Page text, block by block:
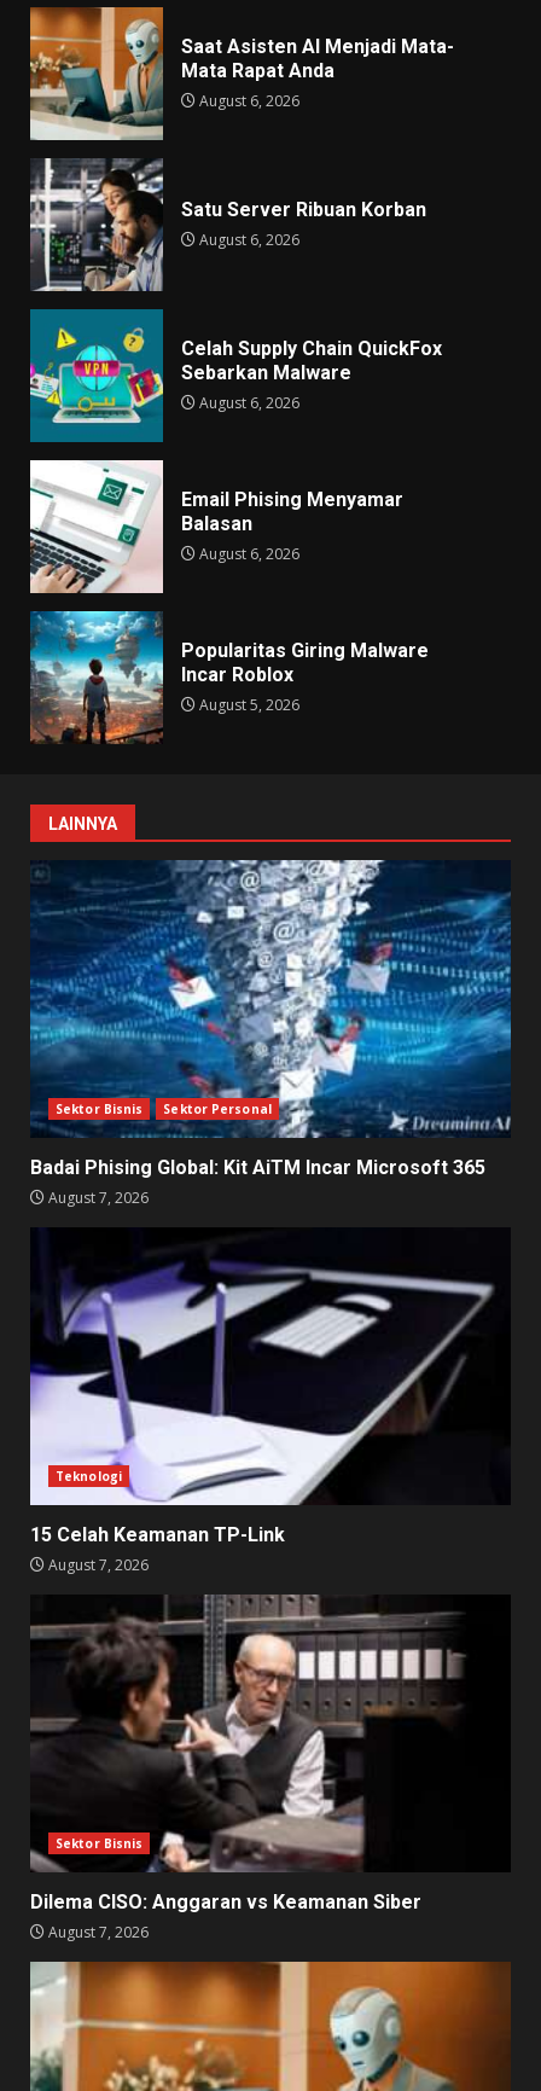
Saat Asisten AI Menjadi Mata-
Mata Rapat Anda
August 6, 2026
Satu Server Ribuan Korban
August 6, 2026
Celah Supply Chain QuickFox
Sebarkan Malware
August 6, 2026
Email Phising Menyamar
Balasan
August 6, 2026
Popularitas Giring Malware
Incar Roblox
August 5, 2026
LAINNYA
Sektor Bisnis Sektor Personal
Badai Phising Global: Kit AiTM Incar Microsoft 365
August 7, 2026
Teknologi
15 Celah Keamanan TP-Link
August 7, 2026
Sektor Bisnis
Dilema CISO: Anggaran vs Keamanan Siber
August 7, 2026